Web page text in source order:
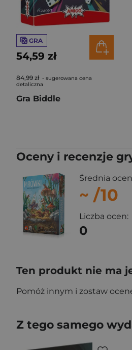
GRA
54,59 zł
84,99 zł - sugerowana cena
detaliczna
Gra Biddle
Oceny i recenzje
Średnia
~ /10
Liczba ocen:
0
Ten produkt nie ma
Pomóż innym i zostaw
Z tego samego